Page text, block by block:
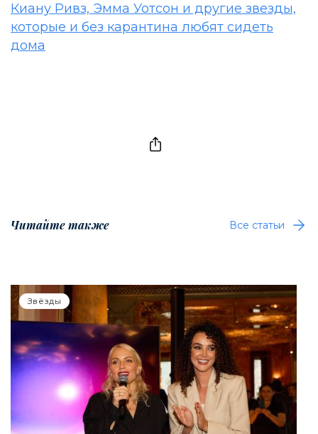
Киану Ривз, Эмма Уотсон и другие звезды,
которые и без карантина любят сидеть
дома
Читайте также Все статьи